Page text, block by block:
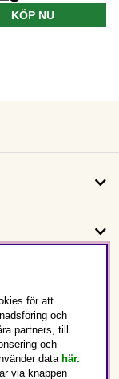
KÖP NU
för att
och
partners, till
och
data här.
via knappen